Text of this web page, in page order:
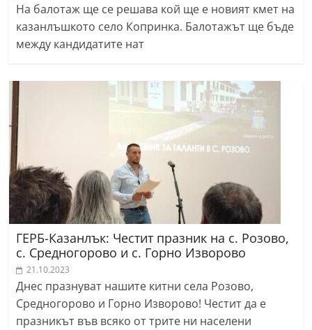
На балотаж ще се решава кой ще е новият кмет на
казанлъшкото село Копринка. Балотажът ще бъде
между кандидатите нат
ГЕРБ-Казанлък: Честит празник на с. Розово,
с. Средногорово и с. Горно Изворово
21.10.2023
Днес празнуват нашите китни села Розово,
Средногорово и Горно Изворово! Честит да е
празникът във всяко от трите ни населени